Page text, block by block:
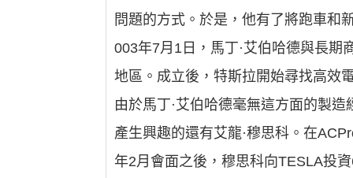
問題的方式。於是，他有了將跑車和
003年7月1日，馬丁·艾伯哈德與長期
地區。成立後，特斯拉開始尋找高效
由於馬丁·艾伯哈德毫無這方面的製
產生興趣的還有艾龍·穆思科。在
年2月會面之後，穆思科向TESLA投